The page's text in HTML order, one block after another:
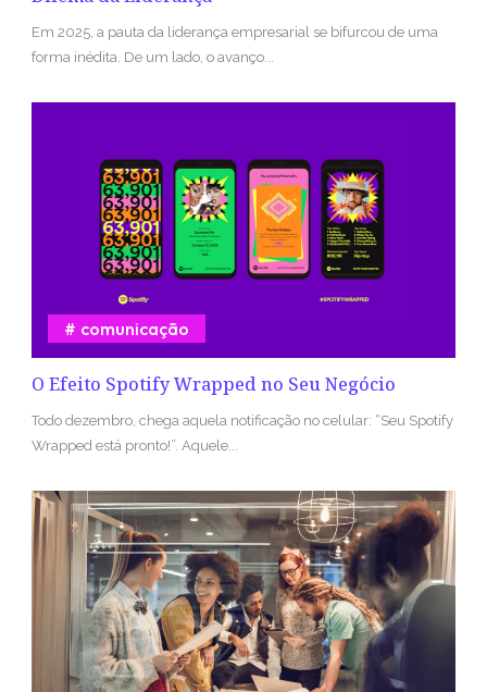
Em 2025, a pauta da liderança empresarial se bifurcou de uma
forma inédita. De um lado, o avanço...
O Efeito Spotify Wrapped no Seu Negócio
comunicação
Todo dezembro, chega aquela notificação no celular: “Seu Spotify
Wrapped está pronto!”. Aquele...